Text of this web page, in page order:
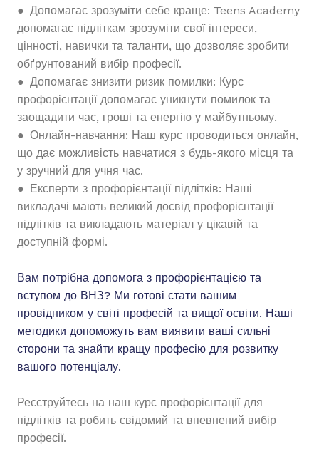
● Допомагає зрозуміти себе краще: Teens Academy
допомагає підліткам зрозуміти свої інтереси,
цінності, навички та таланти, що дозволяє зробити
обґрунтований вибір професії.
● Допомагає знизити ризик помилки: Курс
профорієнтації допомагає уникнути помилок та
заощадити час, гроші та енергію у майбутньому.
● Онлайн-навчання: Наш курс проводиться онлайн,
що дає можливість навчатися з будь-якого місця та
у зручний для учня час.
● Експерти з профорієнтації підлітків: Наші
викладачі мають великий досвід профорієнтації
підлітків та викладають матеріал у цікавій та
доступній формі.
Вам потрібна допомога з профорієнтацією та
вступом до ВНЗ? Ми готові стати вашим
провідником у світі професій та вищої освіти. Наші
методики допоможуть вам виявити ваші сильні
сторони та знайти кращу професію для розвитку
вашого потенціалу.
Реєструйтесь на наш курс профорієнтації для
підлітків та робить свідомий та впевнений вибір
професії.